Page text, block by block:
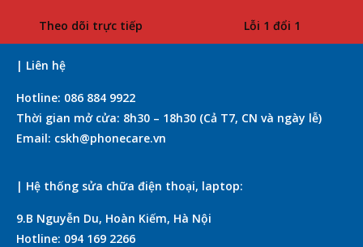
Theo dõi trực tiếp Lỗi 1 đổi 1
| Liên hệ
Hotline: 086 884 9922
Thời gian mở cửa: 8h30 – 18h30 (Cả T7, CN và ngày lễ)
Email: cskh@phonecare.vn
| Hệ thống sửa chữa điện thoại, laptop:
9.B Nguyễn Du, Hoàn Kiếm, Hà Nội
Hotline: 094 169 2266